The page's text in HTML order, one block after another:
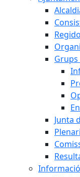
Junta